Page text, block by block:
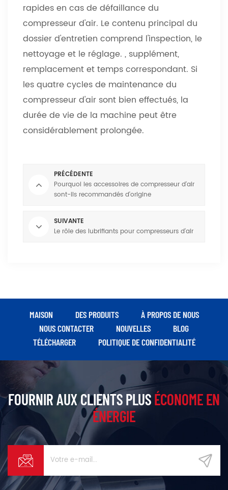
rapides en cas de défaillance du
compresseur d'air. Le contenu principal du
dossier d'entretien comprend l'inspection, le
nettoyage et le réglage. , supplément,
remplacement et temps correspondant. Si
les quatre cycles de maintenance du
compresseur d'air sont bien effectués, la
durée de vie de la machine peut être
considérablement prolongée.
PRÉCÉDENTE
Pourquoi les accessoires de compresseur d'air
sont-ils recommandés d'origine
SUIVANTE
Le rôle des lubrifiants pour compresseurs d'air
MAISON DES PRODUITS
À PROPOS DE NOUS
NOUS CONTACTER
NOUVELLES
BLOG
TÉLÉCHARGER
POLITIQUE DE CONFIDENTIALITÉ
FOURNIR AUX CLIENTS PLUSÉCONOME EN
ÉNERGIE